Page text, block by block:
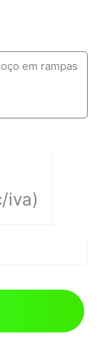
em rampas
iva)